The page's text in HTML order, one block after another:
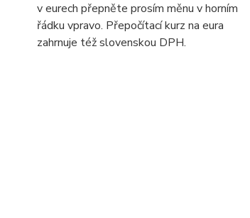
v eurech přepněte prosím měnu v horním
řádku vpravo. Přepočítací kurz na eura
zahrnuje též slovenskou DPH.